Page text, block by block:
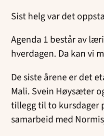
Sist helg var det
Agenda 1 består av
hverdagen. Da kan vi
De siste årene er det
Mali. Svein Høysæter
tillegg til to kursdager
samarbeid med